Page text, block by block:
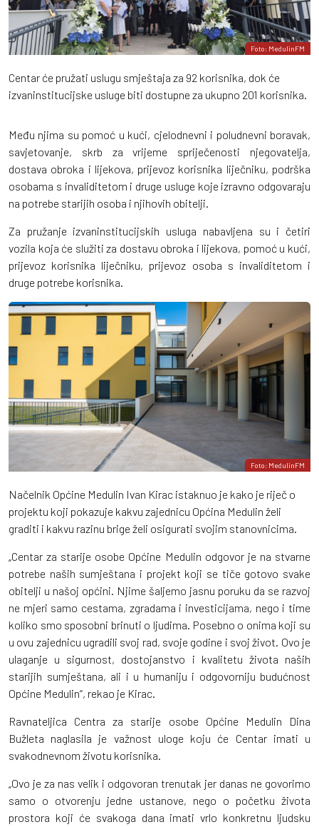
Foto: MedulinFM
Centar će pružati uslugu smještaja za 92 korisnika, dok će
izvaninstitucijske usluge biti dostupne za ukupno 201 korisnika.
Među njima su pomoć u kući, cjelodnevni i poludnevni boravak,
savjetovanje, skrb za vrijeme spriječenosti njegovatelja,
dostava obroka i lijekova, prijevoz korisnika liječniku, podrška
osobama s invaliditetom i druge usluge koje izravno odgovaraju
na potrebe starijih osoba i njihovih obitelji.
Za pružanje izvaninstitucijskih usluga nabavljena su i četiri
vozila koja će služiti za dostavu obroka i lijekova, pomoć u kući,
prijevoz korisnika liječniku, prijevoz osoba s invaliditetom i
druge potrebe korisnika.
Foto: MedulinFM
Načelnik Općine Medulin Ivan Kirac istaknuo je kako je riječ o
projektu koji pokazuje kakvu zajednicu Općina Medulin želi
graditi i kakvu razinu brige želi osigurati svojim stanovnicima.
„Centar za starije osobe Općine Medulin odgovor je na stvarne
potrebe naših sumještana i projekt koji se tiče gotovo svake
obitelji u našoj općini. Njime šaljemo jasnu poruku da se razvoj
ne mjeri samo cestama, zgradama i investicijama, nego i time
koliko smo sposobni brinuti o ljudima. Posebno o onima koji su
u ovu zajednicu ugradili svoj rad, svoje godine i svoj život. Ovo je
ulaganje u sigurnost, dostojanstvo i kvalitetu života naših
starijih sumještana, ali i u humaniju i odgovorniju budućnost
Općine Medulin“, rekao je Kirac.
Ravnateljica Centra za starije osobe Općine Medulin Dina
Bužleta naglasila je važnost uloge koju će Centar imati u
svakodnevnom životu korisnika.
„Ovo je za nas velik i odgovoran trenutak jer danas ne govorimo
samo o otvorenju jedne ustanove, nego o početku života
prostora koji će svakoga dana imati vrlo konkretnu ljudsku